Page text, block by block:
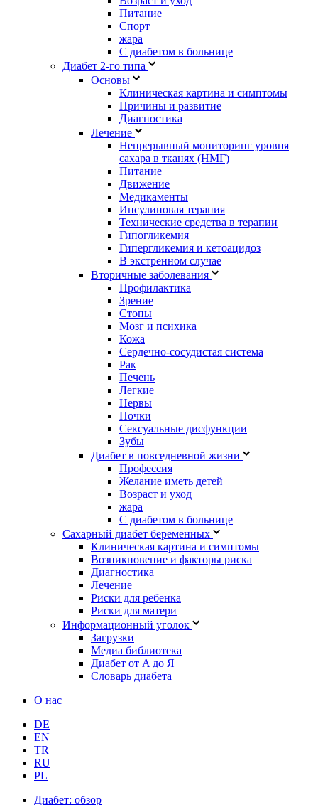
Питание
Спорт
жара
С диабетом в больнице
Диабет 2-го типа
Основы
Клиническая картина и симптомы
Причины и развитие
Диагностика
Лечение
Непрерывный мониторинг уровня
сахара в тканях (НМГ)
Питание
Движение
Медикаменты
Инсулиновая терапия
Технические средства в терапии
Гипогликемия
Гипергликемия и кетоацидоз
В экстренном случае
Вторичные заболевания
Профилактика
Зрение
Стопы
Мозг и психика
Кожа
Сердечно-сосудистая система
Рак
Печень
Легкие
Нервы
Почки
Сексуальные дисфункции
Зубы
Диабет в повседневной жизни
Профессия
Желание иметь детей
Возраст и уход
жара
С диабетом в больнице
Сахарный диабет беременных
Клиническая картина и симптомы
Возникновение и факторы риска
Диагностика
Лечение
Риски для ребенка
Риски для матери
Информационный уголок
Загрузки
Медиа библиотека
Диабет от A до Я
Словарь диабета
О нас
DE
EN
TR
RU
PL
Диабет: обзор